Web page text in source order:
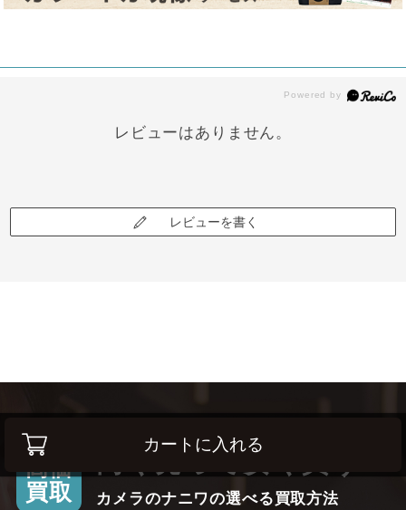
カートに入れる
レビューはありません。
レビューを書く
高価
買取
高く売って安く買う！
カメラのナニワの選べる買取方法